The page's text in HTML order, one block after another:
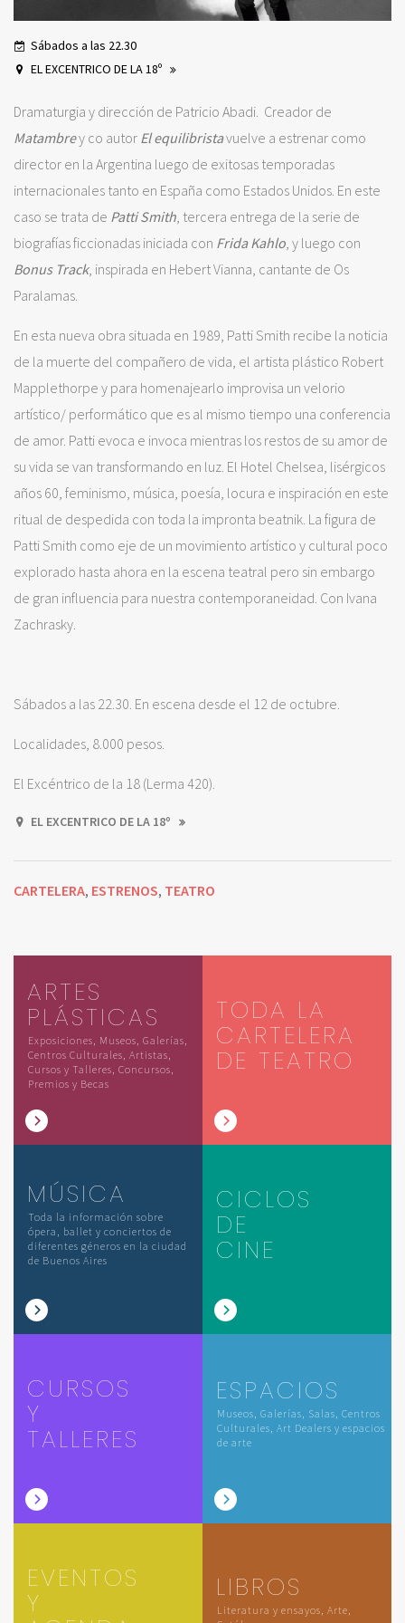
Sábados a las 22.30
EL EXCENTRICO DE LA 18º
Dramaturgia y dirección de Patricio Abadi. Creador de
Matambrey co autor El equilibristavuelve a estrenar como
director en la Argentina luego de exitosas temporadas
internacionales tanto en España como Estados Unidos. En este
caso se trata de Patti Smith , tercera entrega de la serie de
biografías ficcionadas iniciada con Frida Kahlo , y luego con
Bonus Track, inspirada en Hebert Vianna, cantante de Os
Paralamas.
En esta nueva obra situada en 1989, Patti Smith recibe la noticia
de la muerte del compañero de vida, el artista plástico Robert
Mapplethorpe y para homenajearlo improvisa un velorio
artístico/ performático que es al mismo tiempo una conferencia
de amor. Patti evoca e invoca mientras los restos de su amor de
su vida se van transformando en luz. El Hotel Chelsea, lisérgicos
años 60, feminismo, música, poesía, locura e inspiración en este
ritual de despedida con toda la impronta beatnik. La figura de
Patti Smith como eje de un movimiento artístico y cultural poco
explorado hasta ahora en la escena teatral pero sin embargo
de gran influencia para nuestra contemporaneidad. Con Ivana
Zachrasky.
Sábados a las 22.30. En escena desde el 12 de octubre.
Localidades, 8.000 pesos.
El Excéntrico de la 18 (Lerma 420).
EL EXCENTRICO DE LA 18º
CARTELERA, ESTRENOS, TEATRO
ARTES
PLÁSTICAS
Exposiciones, Museos, Galerías,
Centros Culturales, Artistas,
Cursos y Talleres, Concursos,
Premios y Becas
TODA LA
CARTELERA
DE TEATRO
MÚSICA
Toda la información sobre
ópera, ballet y conciertos de
diferentes géneros en la ciudad
de Buenos Aires
CICLOS
DE
CINE
CURSOS
Y
TALLERES
ESPACIOS
Museos, Galerías, Salas, Centros
Culturales, Art Dealers y espacios
de arte
EVENTOS
Y LIBROS
Literatura y ensayos, Arte,